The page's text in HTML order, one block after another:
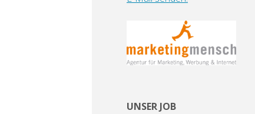
UNSER JOB